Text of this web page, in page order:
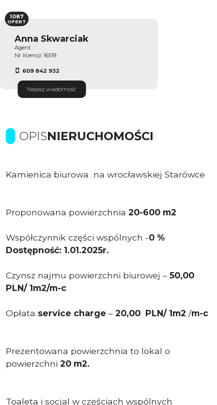
Anna Skwarciak
Agent
Nr licencji: 16519
609 842 932
Napisz wiadomość
1087
OFERT
OPISNIERUCHOMOŚCI
Kamienica biurowa na wrocławskiej Starówce
Proponowana powierzchnia 20-600 m2
Współczynnik części wspólnych -0 %
Dostępność: 1.01.2025r.
Czynsz najmu powierzchni biurowej – 50,00
PLN/ 1m2/m-c
Opłata service charge – 20,00 PLN/ 1m2 /m-c
Prezentowana powierzchnia to lokal o
powierzchni 20 m2.
Toaleta i socjal w częściach wspólnych